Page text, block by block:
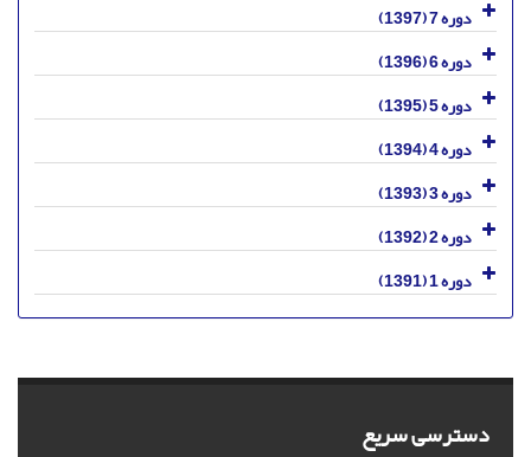
دوره 7 (1397)
دوره 6 (1396)
دوره 5 (1395)
دوره 4 (1394)
دوره 3 (1393)
دوره 2 (1392)
دوره 1 (1391)
دسترسی سریع